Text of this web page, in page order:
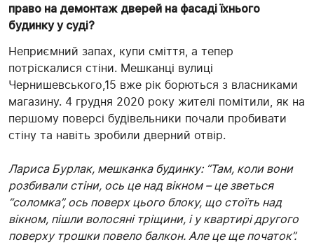
право на демонтаж дверей на фасаді їхнього
будинку у суді?
Неприємний запах, купи сміття, а тепер
потріскалися стіни. Мешканці вулиці
Чернишевського,15 вже рік борються з власниками
магазину. 4 грудня 2020 року жителі помітили, як на
першому поверсі будівельники почали пробивати
стіну та навіть зробили дверний отвір.
Лариса Бурлак, мешканка будинку: “Там, коли вони
розбивали стіни, ось це над вікном – це зветься
“соломка”, ось поверх цього блоку, що стоїть над
вікном, пішли волосяні тріщини, і у квартирі другого
поверху трошки повело балкон. Але це ще початок”.